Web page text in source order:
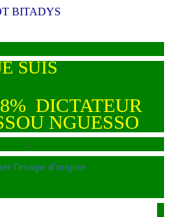
BITADYS
SUIS
DICTATEUR
NGUESSO
i